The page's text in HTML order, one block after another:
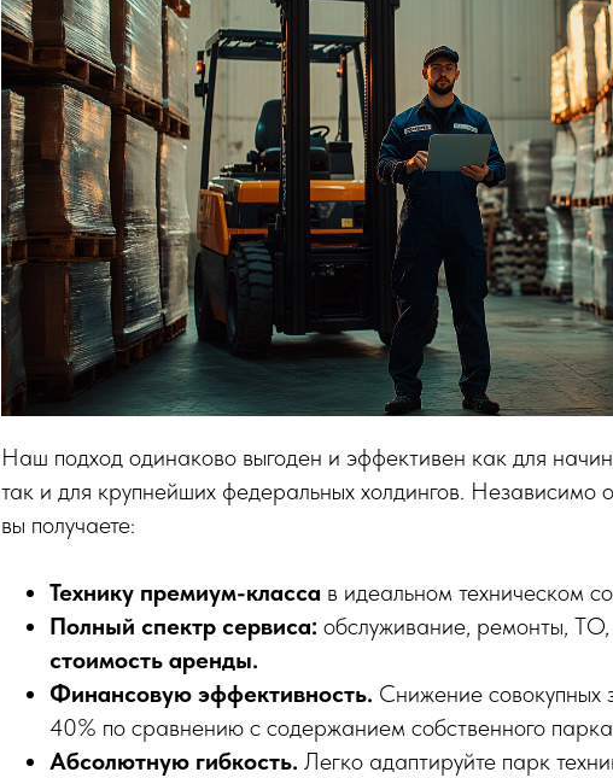
Наш подход одинаково выгоден и эффективен как для
так и для крупнейших федеральных холдингов. Независимо
вы получаете:
Технику премиум-класса в идеальном техническом
Полный спектр сервиса: обслуживание, ремонты, ТО,
стоимость аренды.
Финансовую эффективность. Снижение совокупных
40% по сравнению с содержанием собственного
Абсолютную гибкость. Легко адаптируйте парк